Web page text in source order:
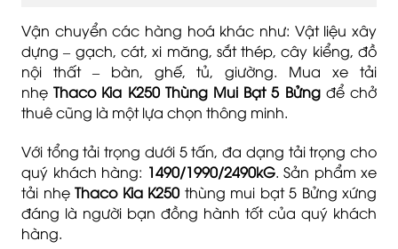
Vận chuyển các hàng hoá khác như: Vật liệu xây
dựng – gạch, cát, xi măng, sắt thép, cây kiểng, đồ
nội thất – bàn, ghế, tủ, giường. Mua xe tải
nhẹThaco Kia K250 Thùng Mui Bạt 5 Bửngđể chở
thuê cũng là một lựa chọn thông minh.
Với tổng tải trọng dưới 5 tấn, đa dạng tải trọng cho
quý khách hàng: 1490/1990/2490kG. Sản phẩm xe
tải nhẹ Thaco Kia K250 thùng mui bạt 5 Bửng xứng
đáng là người bạn đồng hành tốt của quý khách
hàng.